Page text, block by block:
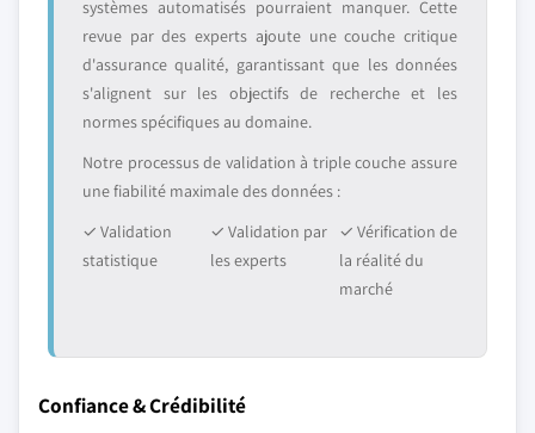
systèmes automatisés pourraient manquer. Cette
revue par des experts ajoute une couche critique
d'assurance qualité, garantissant que les données
s'alignent sur les objectifs de recherche et les
normes spécifiques au domaine.
Notre processus de validation à triple couche assure
une fiabilité maximale des données :
✓ Validation
statistique
✓ Validation par
les experts
✓ Vérification de
la réalité du
marché
Confiance & Crédibilité